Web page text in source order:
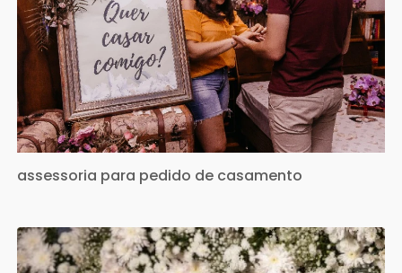
assessoria para pedido de casamento